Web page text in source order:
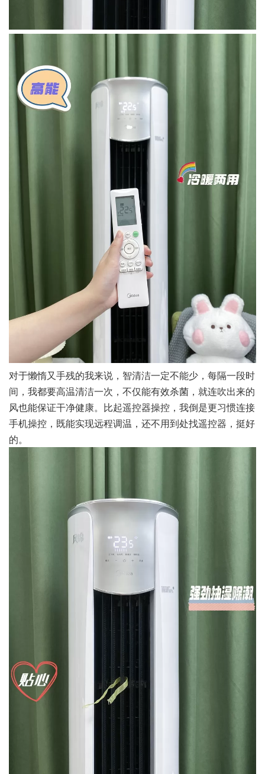
对于懒惰又手残的我来说，智清洁一定不能少，每隔一段时
间，我都要高温清洁一次，不仅能有效杀菌，就连吹出来的
风也能保证干净健康。比起遥控器操控，我倒是更习惯连接
手机操控，既能实现远程调温，还不用到处找遥控器，挺好
的。